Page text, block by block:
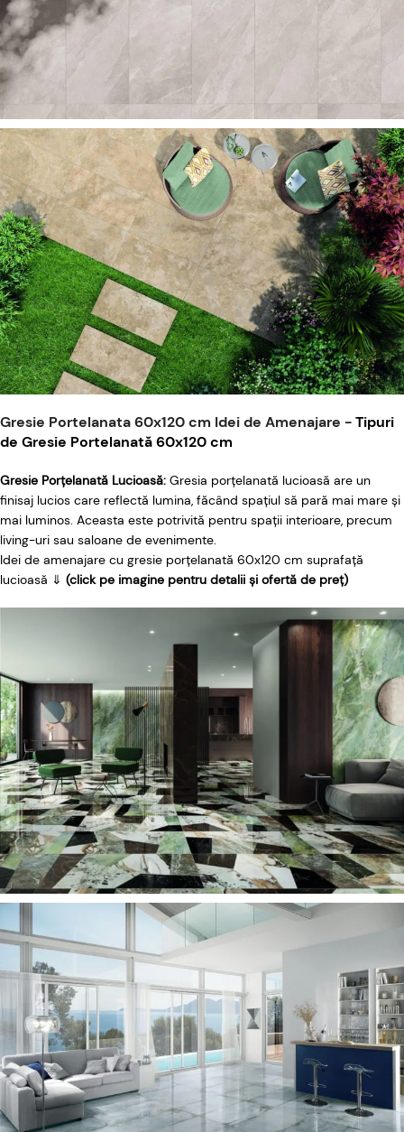
Gresie Portelanata 60x120 cm Idei de Amenajare -Tipuri
de Gresie Portelanată 60x120 cm
Gresie Porțelanată Lucioasă: Gresia porțelanată lucioasă are un
finisaj lucios care reflectă lumina, făcând spațiul să pară mai mare și
mai luminos. Aceasta este potrivită pentru spații interioare, precum
living-uri sau saloane de evenimente.
Idei de amenajare cu gresie porțelanată 60x120 cm suprafață
lucioasă ⇓ (click pe imagine pentru detalii și ofertă de preț)